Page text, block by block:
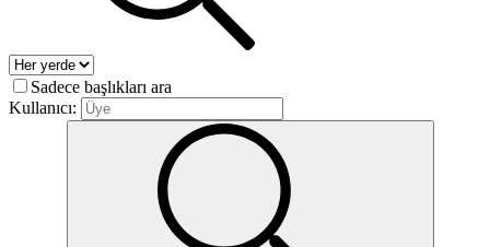
Sadece başlıkları ara
Kullanıcı: